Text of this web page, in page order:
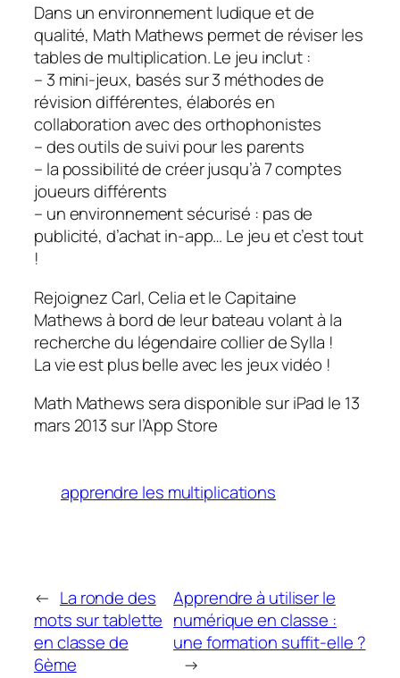
Dans un environnement ludique et de
qualité, Math Mathews permet de réviser les
tables de multiplication. Le jeu inclut :
– 3 mini-jeux, basés sur 3 méthodes de
révision différentes, élaborés en
collaboration avec des orthophonistes
– des outils de suivi pour les parents
– la possibilité de créer jusqu’à 7 comptes
joueurs différents
– un environnement sécurisé : pas de
publicité, d’achat in-app… Le jeu et c’est tout
!
Rejoignez Carl, Celia et le Capitaine
Mathews à bord de leur bateau volant à la
recherche du légendaire collier de Sylla !
La vie est plus belle avec les jeux vidéo !
Math Mathews sera disponible sur iPad le 13
mars 2013 sur l’App Store
apprendre les multiplications
← La ronde des
mots sur tablette
en classe de
6ème
Apprendre à utiliser le
numérique en classe :
une formation suffit-elle ?
→